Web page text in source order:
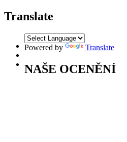
Translate
Powered by Translate
NAŠE OCENĚNÍ